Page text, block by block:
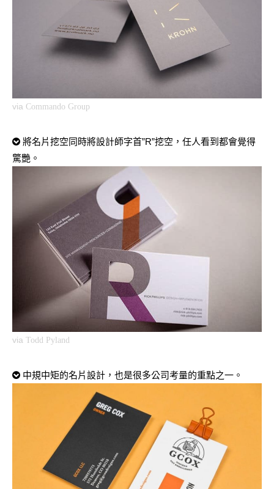
via Commando Group
將名片挖空同時將設計師字首”R”挖空，任人看到都會覺得
驚艷。
viaTodd Pyland
中規中矩的名片設計，也是很多公司考量的重點之一。